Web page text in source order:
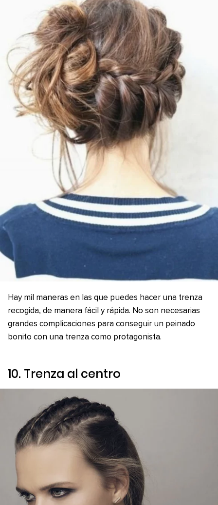
Hay mil maneras en las que puedes hacer una trenza
recogida, de manera fácil y rápida. No son necesarias
grandes complicaciones para conseguir un peinado
bonito con una trenza como protagonista.
10. Trenza al centro